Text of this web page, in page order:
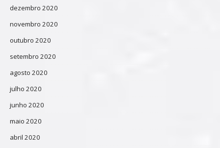
dezembro 2020
novembro 2020
outubro 2020
setembro 2020
agosto 2020
julho 2020
junho 2020
maio 2020
abril 2020